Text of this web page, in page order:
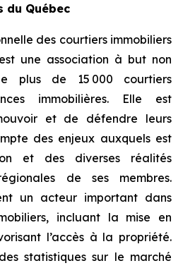
du Québec
des courtiers immobiliers
une association à but non
plus de 15 000 courtiers
immobilières. Elle est
et de défendre leurs
des enjeux auxquels est
et des diverses réalités
de ses membres.
un acteur important dans
incluant la mise en
l’accès à la propriété.
statistiques sur le marché